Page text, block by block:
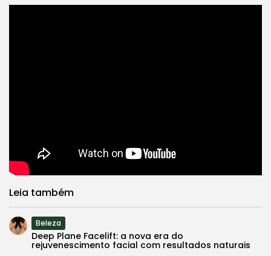
Leia também
Beleza
Deep Plane Facelift: a nova era do
rejuvenescimento facial com resultados naturais